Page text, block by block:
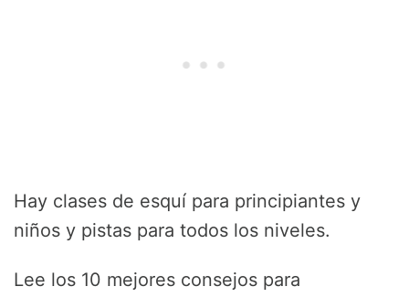
Hay clases de esquí para principiantes y
niños y pistas para todos los niveles.
Lee los 10 mejores consejos para